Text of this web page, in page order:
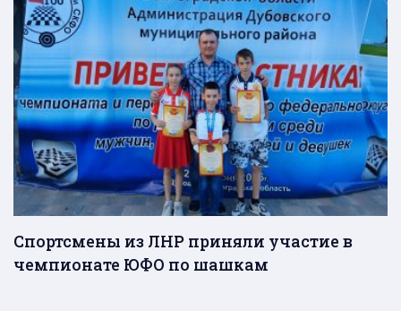
Спортсмены из ЛНР приняли участие в
чемпионате ЮФО по шашкам